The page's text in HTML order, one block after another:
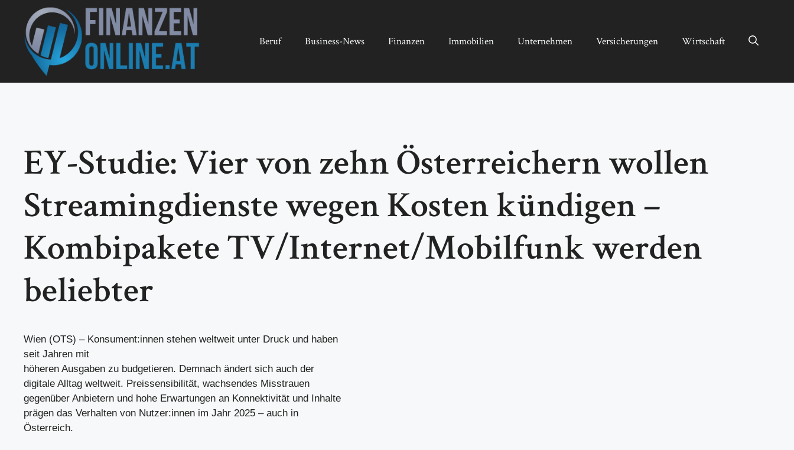
springen
Beruf Business-News Finanzen Immobilien Unternehmen Versicherungen Wirtschaft
EY-Studie: Vier von zehn Österreichern wollen
Streamingdienste wegen Kosten kündigen –
Kombipakete TV/Internet/Mobilfunk werden
beliebter
Wien (OTS) – Konsument:innen stehen weltweit unter Druck und haben
seit Jahren mit
höheren Ausgaben zu budgetieren. Demnach ändert sich auch der
digitale Alltag weltweit. Preissensibilität, wachsendes Misstrauen
gegenüber Anbietern und hohe Erwartungen an Konnektivität und Inhalte
prägen das Verhalten von Nutzer:innen im Jahr 2025 – auch in
Österreich.